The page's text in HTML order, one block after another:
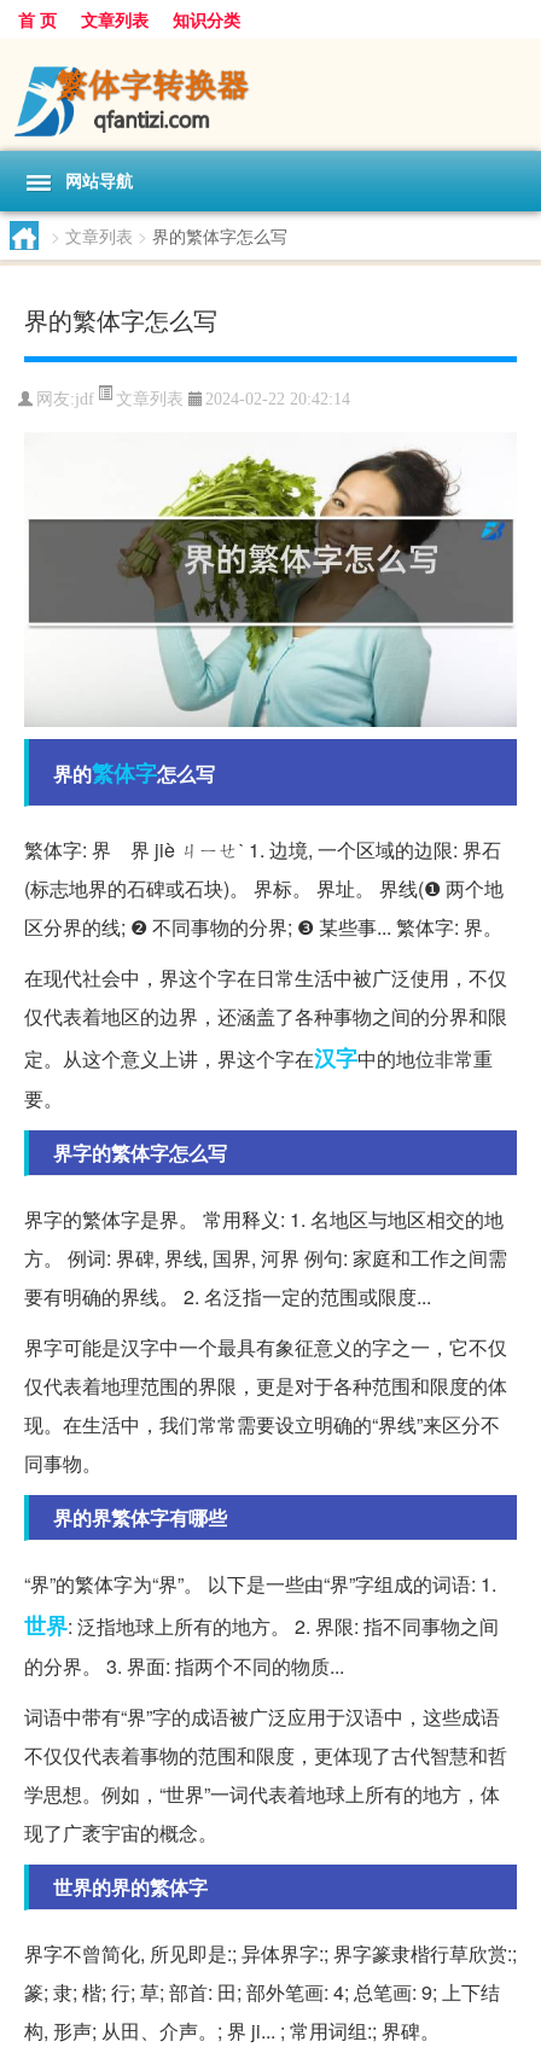
首 页 文章列表 知识分类
网站导航
> 文章列表 > 界的繁体字怎么写
界的繁体字怎么写
网友:jdf 文章列表 2024-02-22 20:42:14
界的繁体字怎么写
繁体字: 界 界 jiè ㄐㄧㄝˋ 1. 边境, 一个区域的边限: 界石
(标志地界的石碑或石块)。 界标。 界址。 界线(❶ 两个地
区分界的线; ❷ 不同事物的分界; ❸ 某些事... 繁体字: 界。
在现代社会中，界这个字在日常生活中被广泛使用，不仅
仅代表着地区的边界，还涵盖了各种事物之间的分界和限
定。从这个意义上讲，界这个字在汉字中的地位非常重
要。
界字的繁体字怎么写
界字的繁体字是界。 常用释义: 1. 名地区与地区相交的地
方。 例词: 界碑, 界线, 国界, 河界 例句: 家庭和工作之间需
要有明确的界线。 2. 名泛指一定的范围或限度...
界字可能是汉字中一个最具有象征意义的字之一，它不仅
仅代表着地理范围的界限，更是对于各种范围和限度的体
现。在生活中，我们常常需要设立明确的“界线”来区分不
同事物。
界的界繁体字有哪些
“界”的繁体字为“界”。 以下是一些由“界”字组成的词语: 1.
世界: 泛指地球上所有的地方。 2. 界限: 指不同事物之间
的分界。 3. 界面: 指两个不同的物质...
词语中带有“界”字的成语被广泛应用于汉语中，这些成语
不仅仅代表着事物的范围和限度，更体现了古代智慧和哲
学思想。例如，“世界”一词代表着地球上所有的地方，体
现了广袤宇宙的概念。
世界的界的繁体字
界字不曾简化, 所见即是:; 异体界字:; 界字篆隶楷行草欣赏:;
篆; 隶; 楷; 行; 草; 部首: 田; 部外笔画: 4; 总笔画: 9; 上下结
构, 形声; 从田、介声。; 界 ji... ; 常用词组:; 界碑。